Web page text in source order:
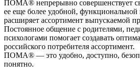
ПОМА® непрерывно совершенствует
ее еще более удобной, функциональной
расширяет ассортимент выпускаемой
Постоянное общение с родителями,
психологами помогает создавать
российского потребителя ассортимент.
ПОМА® — это удобно, доступно,
понятно.